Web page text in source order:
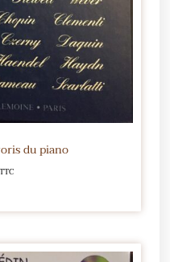
du piano
TTC